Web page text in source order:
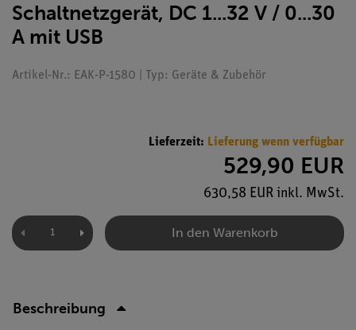
Schaltnetzgerät, DC 1...32 V / 0...30
A mit USB
Artikel-Nr.: EAK-P-1580 | Typ: Geräte & Zubehör
Lieferzeit: Lieferung wenn verfügbar
529,90 EUR
630,58 EUR inkl. MwSt.
In den Warenkorb
Beschreibung